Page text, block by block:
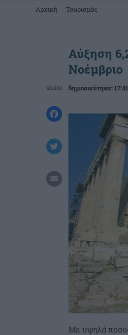
Αρχική - Τουρισμός
share
Αύξηση
Νοέμβριο
δημοσιεύτηκε:17:41
Με υψηλά